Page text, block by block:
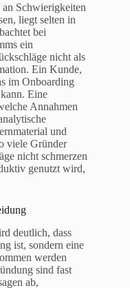
Schwierigkeiten
liegt selten in
bei
ein
nicht als
Ein Kunde,
im Onboarding
Eine
Annahmen
und
viele Gründer
nicht schmerzen
genutzt wird,
deutlich, dass
ist, sondern eine
werden
sind fast
ab,